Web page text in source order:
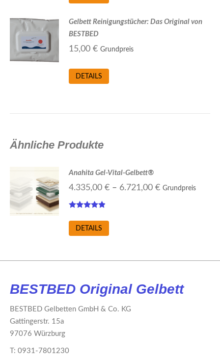
Gelbett Reinigungstücher: Das Original von
BESTBED
15,00 € Grundpreis
DETAILS
Ähnliche Produkte
Anahita Gel-Vital-Gelbett®
4.335,00 € – 6.721,00 € Grundpreis
4.75von 5
DETAILS
auf.
Die
BESTBED Original Gelbett
BESTBED Gelbetten GmbH & Co. KG
Gattingerstr. 15a
97076 Würzburg
T: 0931-7801230